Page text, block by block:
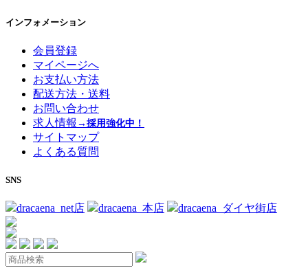
インフォメーション
会員登録
マイページへ
お支払い方法
配送方法・送料
お問い合わせ
求人情報 →採用強化中！
サイトマップ
よくある質問
SNS
dracaena_net店 dracaena_本店 dracaena_ダイヤ街店